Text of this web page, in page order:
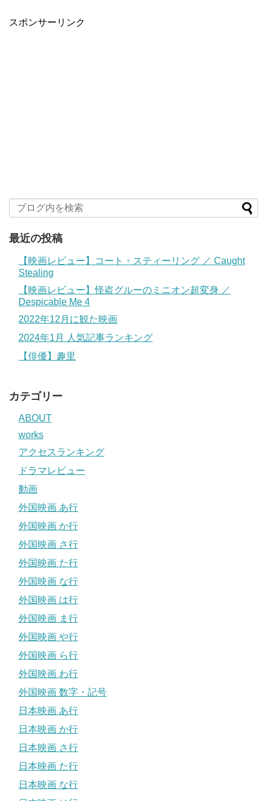
スポンサーリンク
最近の投稿
【映画レビュー】コート・スティーリング ／ Caught
Stealing
【映画レビュー】怪盗グルーのミニオン超変身 ／
Despicable Me 4
2022年12月に観た映画
2024年1月 人気記事ランキング
【俳優】趣里
カテゴリー
ABOUT
works
アクセスランキング
ドラマレビュー
動画
外国映画 あ行
外国映画 か行
外国映画 さ行
外国映画 た行
外国映画 な行
外国映画 は行
外国映画 ま行
外国映画 や行
外国映画 ら行
外国映画 わ行
外国映画 数字・記号
日本映画 あ行
日本映画 か行
日本映画 さ行
日本映画 た行
日本映画 な行